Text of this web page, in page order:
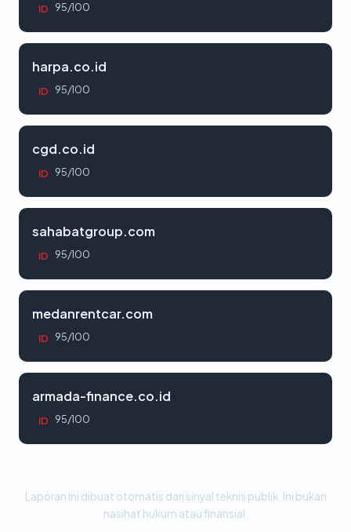
ID 95/100
harpa.co.id
ID 95/100
cgd.co.id
ID 95/100
sahabatgroup.com
ID 95/100
medanrentcar.com
ID 95/100
armada-finance.co.id
ID 95/100
Laporan ini dibuat otomatis dari sinyal teknis publik. Ini bukan
nasihat hukum atau finansial.